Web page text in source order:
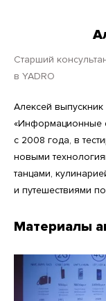
старший консультант по гибким методам разработки
в YADRO
Алексей выпускник ВГТУ по специальности
«Информационные
с 2008 года, в
новыми
танцами,
и путешествиями
Материалы